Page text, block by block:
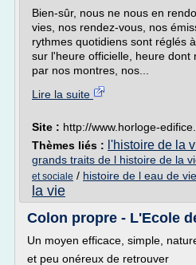
Bien-sûr, nous ne nous en
vies, nos rendez-vous, nos
rythmes quotidiens sont réglés
sur l'heure officielle, heure dont
par nos montres, nos...
Lire la suite
Site : http://www.horloge-
Thèmes liés : l'histoire de la
grands traits de l histoire de la
et sociale / histoire de l eau de vie
la vie
Colon propre - L'Ecole
Un moyen efficace, simple,
et peu onéreux de retrouver